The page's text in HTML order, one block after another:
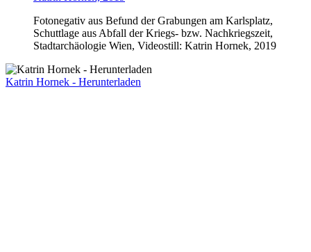
Fotonegativ aus Befund der Grabungen am Karlsplatz,
Schuttlage aus Abfall der Kriegs- bzw. Nachkriegszeit,
Stadtarchäologie Wien, Videostill: Katrin Hornek, 2019
Katrin Hornek - Herunterladen